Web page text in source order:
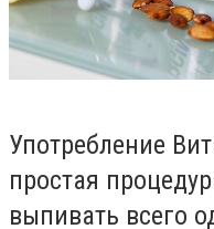
Употребление
простая
выпивать всего